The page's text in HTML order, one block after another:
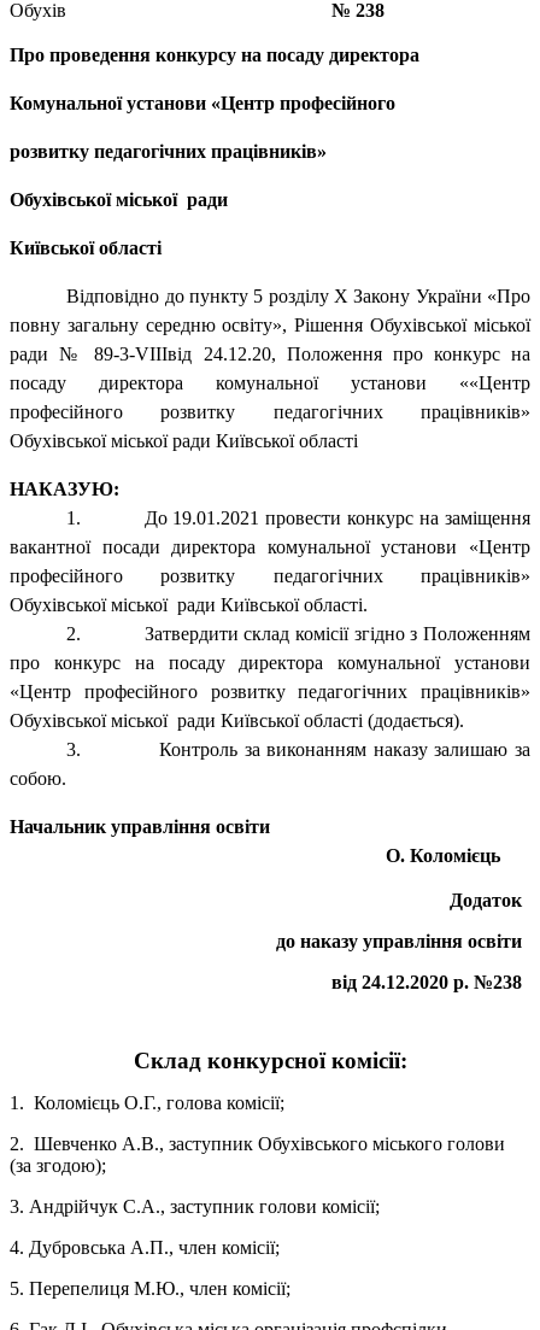
Обухів № 238
Про проведення конкурсу на посаду директора
Комунальної установи «Центр професійного
розвитку педагогічних працівників»
Обухівської міської ради
Київської області
Відповідно до пункту 5 розділу X Закону України «Про
повну загальну середню освіту», Рішення Обухівської міської
ради № 89-3-VIIIвід 24.12.20, Положення про конкурс на
посаду директора комунальної установи ««Центр
професійного розвитку педагогічних працівників»
Обухівської міської ради Київської області
НАКАЗУЮ:
1.
До 19.01.2021 провести конкурс на заміщення
вакантної посади директора комунальної установи «Центр
професійного розвитку педагогічних працівників»
Обухівської міської ради Київської області.
2.
Затвердити склад комісії згідно з Положенням
про конкурс на посаду директора комунальної установи
«Центр професійного розвитку педагогічних працівників»
Обухівської міської ради Київської області (додається).
3.
Контроль за виконанням наказу залишаю за
собою.
Начальник управління освіти
О. Коломієць
Додаток
до наказу управління освіти
від 24.12.2020 р. №238
Склад конкурсної комісії:
1. Коломієць О.Г., голова комісії;
2. Шевченко А.В., заступник Обухівського міського голови
(за згодою);
3. Андрійчук С.А., заступник голови комісії;
4. Дубровська А.П., член комісії;
5. Перепелиця М.Ю., член комісії;